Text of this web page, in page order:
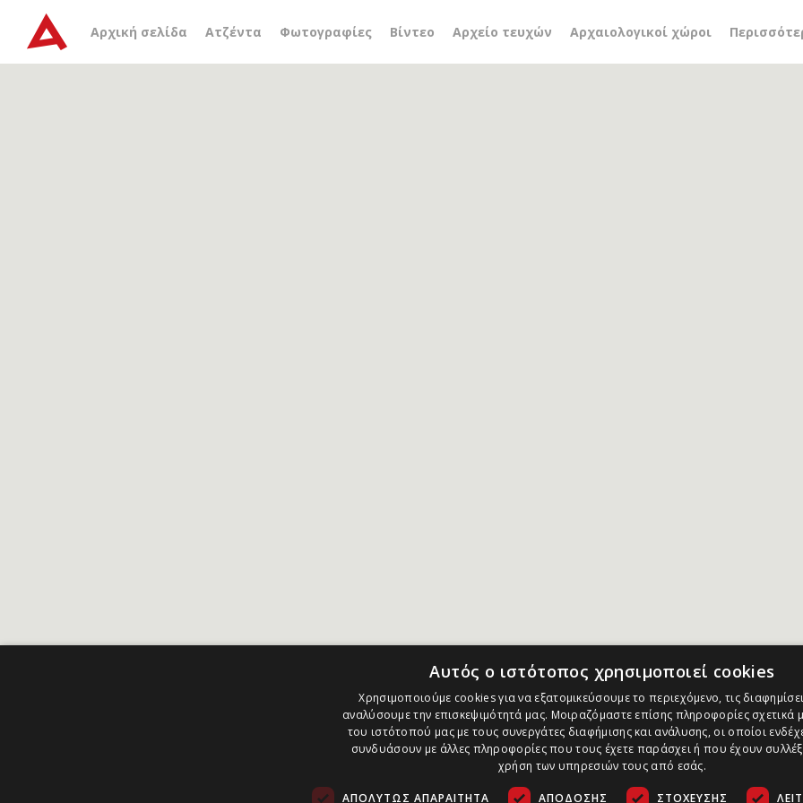
Αρχική σελίδα Ατζέντα Φωτογραφίες Βίντεο Αρχείο τευχών Αρχαιολογικοί χώροι
Αρχείο ετικέτας συλλεκτικά έπιπλα
Αυτός ο ιστότοπος χρησιμοποιεί cookies
Χρησιμοποιούμε cookies για να εξατομικεύσουμε το περιεχόμενο, τις
αναλύσουμε την επισκεψιμότητά μας. Μοιραζόμαστε επίσης πληροφορίες σχετικά
του ιστότοπού μας με τους συνεργάτες διαφήμισης και ανάλυσης, οι οποίοι
συνδυάσουν με άλλες πληροφορίες που τους έχετε παράσχει ή που έχουν
χρήση των υπηρεσιών τους από εσάς.
ΑΠΟΛΎΤΩΣ ΑΠΑΡΑΊΤΗΤΑ ΑΠΌΔΟΣΗΣ ΣΤΌΧΕΥΣΗΣ